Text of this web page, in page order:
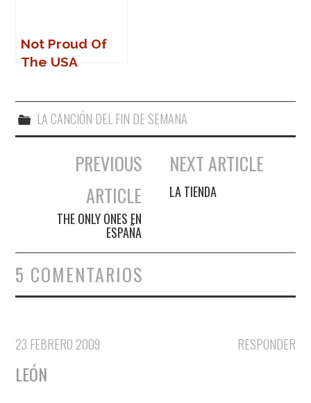
Not Proud Of
The USA
LA CANCIÓN DEL FIN DE SEMANA
Navegación de entradas
PREVIOUS
ARTICLE
THE ONLY ONES EN
ESPAÑA
NEXT ARTICLE
LA TIENDA
5 COMENTARIOS
RESPONDER
23 FEBRERO 2009
LEÓN